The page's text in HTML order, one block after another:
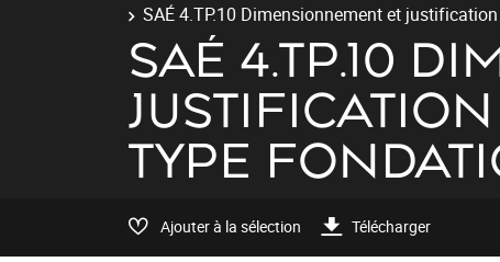
SAÉ 4.TP.10 Dimensionnement et
SAÉ 4.TP.10
TYPE
Ajouter à la sélection Télécharger